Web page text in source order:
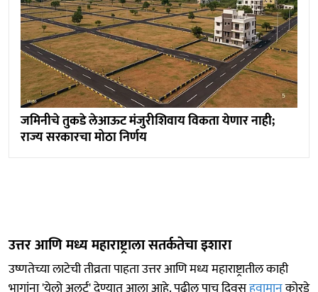
जमिनीचे तुकडे लेआऊट मंजुरीशिवाय विकता येणार नाही;
राज्य सरकारचा मोठा निर्णय
उत्तर आणि मध्य महाराष्ट्राला सतर्कतेचा इशारा
उष्णतेच्या लाटेची तीव्रता पाहता उत्तर आणि मध्य महाराष्ट्रातील काही